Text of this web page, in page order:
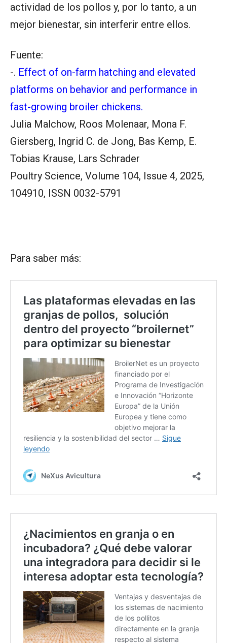
actividad de los pollos y, por lo tanto, a un
mejor bienestar, sin interferir entre ellos.
Fuente:
-. Effect of on-farm hatching and elevated
platforms on behavior and performance in
fast-growing broiler chickens.
Julia Malchow, Roos Molenaar, Mona F.
Giersberg, Ingrid C. de Jong, Bas Kemp, E.
Tobias Krause, Lars Schrader
Poultry Science, Volume 104, Issue 4, 2025,
104910, ISSN 0032-5791
Para saber más: